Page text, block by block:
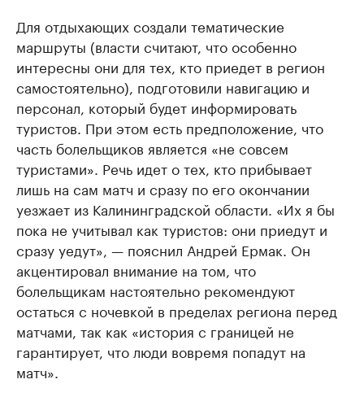
Для отдыхающих создали тематические
маршруты (власти считают, что особенно
интересны они для тех, кто приедет в регион
самостоятельно), подготовили навигацию и
персонал, который будет информировать
туристов. При этом есть предположение, что
часть болельщиков является «не совсем
туристами». Речь идет о тех, кто прибывает
лишь на сам матч и сразу по его окончании
уезжает из Калининградской области. «Их я бы
пока не учитывал как туристов: они приедут и
сразу уедут», — пояснил Андрей Ермак. Он
акцентировал внимание на том, что
болельщикам настоятельно рекомендуют
остаться с ночевкой в пределах региона перед
матчами, так как «история с границей не
гарантирует, что люди вовремя попадут на
матч».